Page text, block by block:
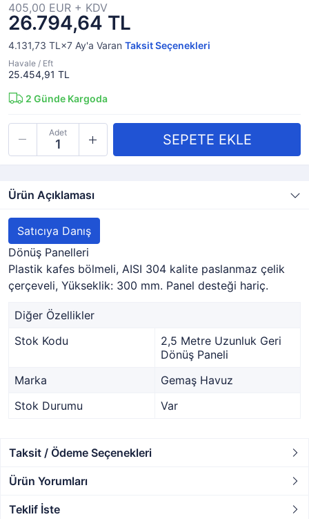
26.794,64 TL
405,00 EUR + KDV
4.131,73 TL×7 Ay'a Varan Taksit Seçenekleri
Havale / Eft
25.454,91 TL
2 Günde Kargoda
Adet
Ürün Açıklaması
Satıcıya Danış
Dönüş Panelleri
Plastik kafes bölmeli, AISI 304 kalite paslanmaz çelik
çerçeveli, Yükseklik: 300 mm. Panel desteği hariç.
Diğer Özellikler
Stok Kodu
2,5 Metre Uzunluk Geri
Dönüş Paneli
Marka
Gemaş Havuz
Stok Durumu
Var
Taksit / Ödeme Seçenekleri
Ürün Yorumları
Teklif İste